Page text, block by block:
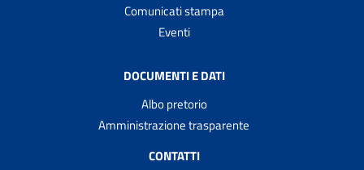
Comunicati stampa
Eventi
DOCUMENTI E DATI
Albo pretorio
Amministrazione trasparente
CONTATTI